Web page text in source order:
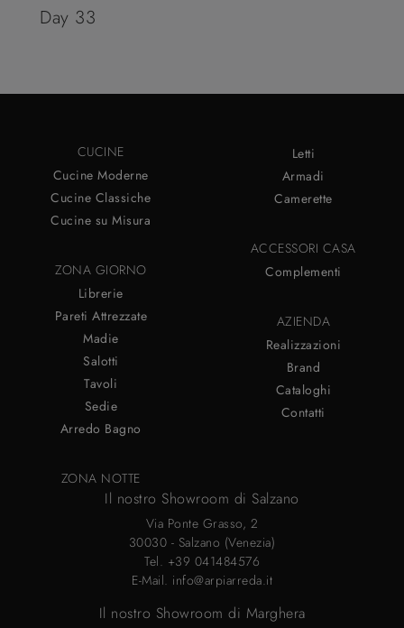
Day 33
CUCINE
Cucine Moderne
Cucine Classiche
Cucine su Misura
ZONA GIORNO
Librerie
Pareti Attrezzate
Madie
Salotti
Tavoli
Sedie
Arredo Bagno
ZONA NOTTE
Letti
Armadi
Camerette
ACCESSORI CASA
Complementi
AZIENDA
Realizzazioni
Brand
Cataloghi
Contatti
Il nostro Showroom di Salzano
Via Ponte Grasso, 2
30030 - Salzano (Venezia)
Tel. +39 041484576
E-Mail. info@arpiarreda.it
Il nostro Showroom di Marghera